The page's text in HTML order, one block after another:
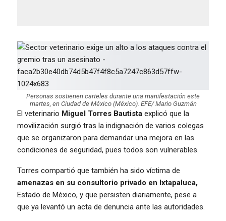
Personas sostienen carteles durante una manifestación este
martes, en Ciudad de México (México). EFE/ Mario Guzmán
El veterinario Miguel Torres Bautista explicó que la
movilización surgió tras la indignación de varios colegas
que se organizaron para demandar una mejora en las
condiciones de seguridad, pues todos son vulnerables.
Torres compartió que también ha sido víctima de
amenazas en su consultorio privado en Ixtapaluca,
Estado de México, y que persisten diariamente, pese a
que ya levantó un acta de denuncia ante las autoridades.